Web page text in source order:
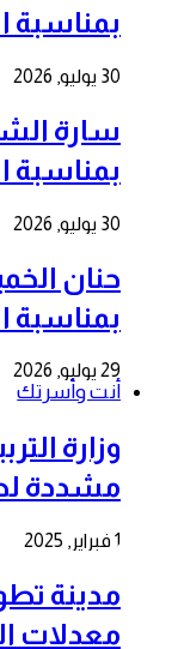
بمناسبة الذكرى
30 يوليو, 2026
سارة
بمناسبة الذكرى
30 يوليو, 2026
حنان
بمناسبة الذكرى
29 يوليو, 2026
أنت وأسرتك
وزارة
مشددة
1 فبراير, 2025
مدينة
معدلات